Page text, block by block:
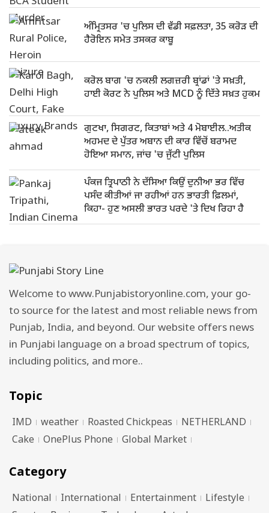
ਅੰਮ੍ਰਿਤਸਰ 'ਚ ਪੁਲਿਸ ਦੀ ਵੱਡੀ ਸਫ਼ਲਤਾ, 35 ਕਰੋੜ ਦੀ
ਹੈਰੋਇਨ ਸਮੇਤ ਤਸਕਰ ਕਾਬੂ
ਕਰੋਲ ਬਾਗ 'ਚ ਨਕਲੀ ਲਗਜ਼ਰੀ ਬ੍ਰਾਂਡਾਂ 'ਤੇ ਸਖ਼ਤੀ,
ਹਾਈ ਕੋਰਟ ਨੇ ਪੁਲਿਸ ਅਤੇ MCD ਨੂੰ ਦਿੱਤੇ ਸਖ਼ਤ ਹੁਕਮ
ਗੁਟਖਾ, ਸਿਗਰਟ, ਕਿਤਾਬਾਂ ਅਤੇ 4 ਮੋਬਾਈਲ..ਅਤੀਕ
ਅਹਮਦ ਦੇ ਪੁੱਤਰ ਅਬਾਨ ਦੀ ਕਾਰ ਵਿੱਚੋਂ ਬਰਾਮਦ
ਹੋਇਆ ਸਮਾਨ, ਜਾਂਚ 'ਚ ਜੁੱਟੀ ਪੁਲਿਸ
ਪੰਕਜ ਤ੍ਰਿਪਾਠੀ ਨੇ ਦੱਸਿਆ ਕਿਉਂ ਦੁਨੀਆ ਭਰ ਵਿੱਚ
ਪਸੰਦ ਕੀਤੀਆਂ ਜਾ ਰਹੀਆਂ ਹਨ ਭਾਰਤੀ ਫ਼ਿਲਮਾਂ,
ਕਿਹਾ- ਹੁਣ ਅਸਲੀ ਭਾਰਤ ਪਰਦੇ 'ਤੇ ਦਿਖ ਰਿਹਾ ਹੈ
Welcome to www.Punjabistoryonline.com, your go-
to source for the latest and most reliable news from
Punjab, India, and beyond. Our website offers news
in Punjabi language on a broad spectrum of topics,
including politics, and more..
Topic
IMD weather Roasted Chickpeas
NETHERLAND
Cake
OnePlus Phone Global Market
Category
National International Entertainment
Lifestyle